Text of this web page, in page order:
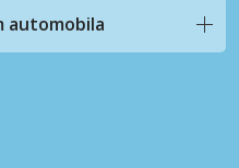
automobila